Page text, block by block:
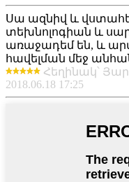
Սա ազնիվ և
տեխնոլոգիան և
առաջադեմ են, և
հավելման մեջ
Հեղինակ՝
2018.06.18 17:25